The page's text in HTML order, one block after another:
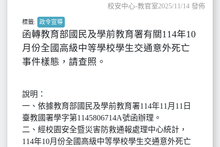
校安中心-教官室2025/11/14 發佈
標籤: 政令宣導
函轉教育部國民及學前教育署有關114年10
月份全國高級中等學校學生交通意外死亡
事件樣態，請查照。
說明：
一、依據教育部國民及學前教育署114年11月11日
臺教國署學字第1145806714A號函辦理。
二、經校園安全暨災害防救通報處理中心統計，
114年10月份全國高級中等學校學生交通意外死亡